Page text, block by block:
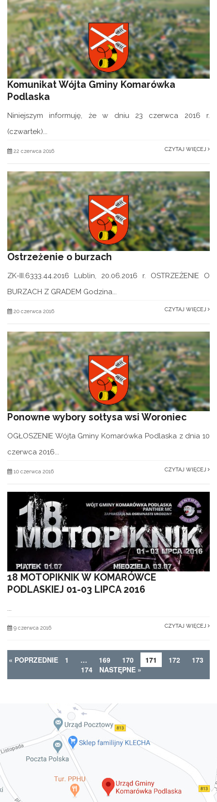
Komunikat Wójta Gminy Komarówka
Podlaska
Niniejszym informuję, że w dniu 23 czerwca 2016 r.
(czwartek)...
22 czerwca 2016 CZYTAJ WIĘCEJ
Ostrzeżenie o burzach
ZK-III.6333.44.2016 Lublin, 20.06.2016 r. OSTRZEŻENIE O
BURZACH Z GRADEM Godzina...
20 czerwca 2016 CZYTAJ WIĘCEJ
Ponowne wybory sołtysa wsi Woroniec
OGŁOSZENIE Wójta Gminy Komarówka Podlaska z dnia 10
czerwca 2016...
10 czerwca 2016 CZYTAJ WIĘCEJ
18 MOTOPIKNIK W KOMARÓWCE
PODLASKIEJ 01-03 LIPCA 2016
...
9 czerwca 2016 CZYTAJ WIĘCEJ
« POPRZEDNIE 1 … 169 170 171 172
173
174
NASTĘPNE »